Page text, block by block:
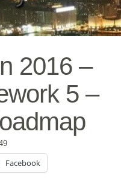
2016 –
5 –
Facebook